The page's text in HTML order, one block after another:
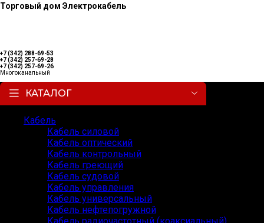
Торговый дом Электрокабель
+7 (342) 288-69-53
+7 (342) 257-69-28
+7 (342) 257-69-26
Многоканальный
КАТАЛОГ
Кабель
Кабель силовой
Кабель оптический
Кабель контрольный
Кабель греющий
Кабель судовой
Кабель управления
Кабель универсальный
Кабель нефтепогружной